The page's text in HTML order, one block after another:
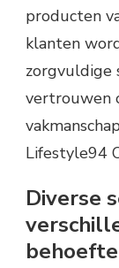
producten
klanten
zorgvuldige
vertrouwen
Lifestyle94
Diverse